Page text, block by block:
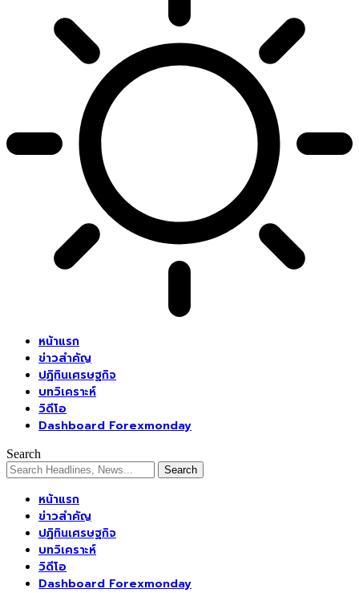
หน้าแรก
ข่าวสำคัญ
ปฏิทินเศรษฐกิจ
บทวิเคราะห์
วิดีโอ
Dashboard Forexmonday
Search
หน้าแรก
ข่าวสำคัญ
ปฏิทินเศรษฐกิจ
บทวิเคราะห์
วิดีโอ
Dashboard Forexmonday